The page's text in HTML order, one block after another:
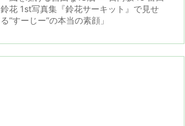
鈴花 1st写真集『鈴花サーキット』で見せ
る“すーじー”の本当の素顔」